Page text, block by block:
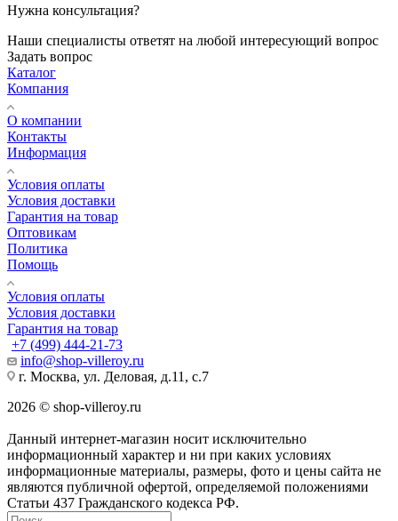
Нужна консультация?
Наши специалисты ответят на любой интересующий вопрос
Задать вопрос
Каталог
Компания
О компании
Контакты
Информация
Условия оплаты
Условия доставки
Гарантия на товар
Оптовикам
Политика
Помощь
Условия оплаты
Условия доставки
Гарантия на товар
+7 (499) 444-21-73
info@shop-villeroy.ru
г. Москва, ул. Деловая, д.11, с.7
2026 © shop-villeroy.ru
Данный интернет-магазин носит исключительно
информационный характер и ни при каких условиях
информационные материалы, размеры, фото и цены сайта не
являются публичной офертой, определяемой положениями
Статьи 437 Гражданского кодекса РФ.